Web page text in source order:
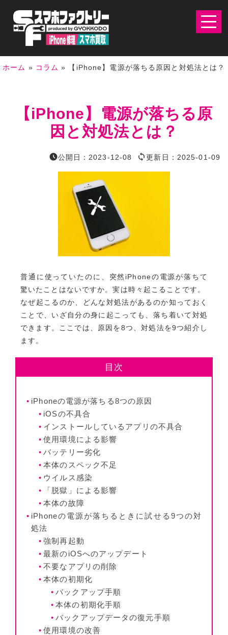
ホーム » コラム » 【iPhone】電源が落ちる原因と対処法とは？
【iPhone】電源が落ちる原
因と対処法とは？
公開日： 2023-12-08 更新日： 2025-01-09
普通に使っていたのに、突然iPhoneの電源が落ちて
驚いたことはないですか。実は時々起こることです。
なぜ起こるのか、どんな対処法があるのか知っておく
ことで、いざ自分の身に起こっても、落ち着いて対処
できます。ここでは、原因を8つ、対処法を9つ紹介し
ます。
目次
iPhoneの電源が落ちる8つの原因
iOSの不具合
インストールしているアプリの不具合
使用環境による影響
バッテリー劣化
本体のスペック不足
ウイルス感染
「脱獄」による影響
本体の故障
iPhoneの電源が落ちるときに試せる9つの対
処法
強制再起動
最新のiOSへのアップデート
不要なアプリの削除
本体の初期化
バックアップ手順
本体の初期化手順
バックアップデータの復元手順
使用環境の改善